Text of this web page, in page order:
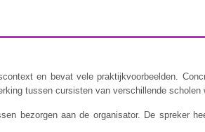
en bevat vele praktijkvoorbeelden.
tussen cursisten van verschillende scholen
bezorgen aan de organisator. De spreker